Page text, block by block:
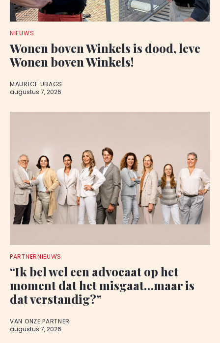
NIEUWS
Wonen boven Winkels is dood, leve
Wonen boven Winkels!
MAURICE UBAGS
augustus 7, 2026
PARTNERNIEUWS
“Ik bel wel een advocaat op het
moment dat het misgaat…maar is
dat verstandig?”
VAN ONZE PARTNER
augustus 7, 2026